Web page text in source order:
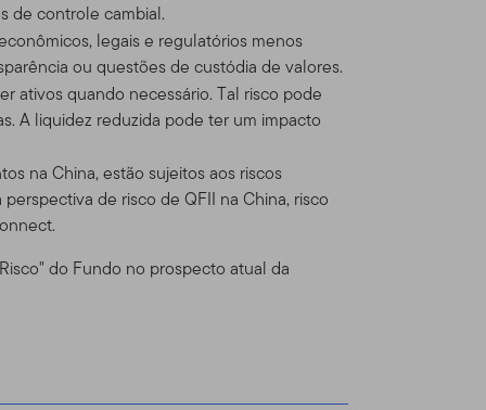
de controle cambial.
legais e regulatórios menos
ou questões de custódia de valores.
ativos quando necessário. Tal risco pode
A liquidez reduzida pode ter um impacto
na China, estão sujeitos aos riscos
de risco de QFII na China, risco
do Fundo no prospecto atual da
para venda um título,
solicitação, oferta,
sobre qualquer
de banco ou consultor
formalmente